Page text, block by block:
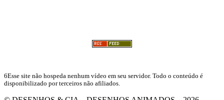
6Esse site não hospeda nenhum vídeo em seu servidor. Todo o conteúdo é
disponibilizado por terceiros não afiliados.